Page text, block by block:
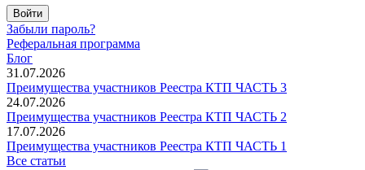
Войти
Забыли пароль?
Реферальная программа
Блог
31.07.2026
Преимущества участников Реестра КТП ЧАСТЬ 3
24.07.2026
Преимущества участников Реестра КТП ЧАСТЬ 2
17.07.2026
Преимущества участников Реестра КТП ЧАСТЬ 1
Все статьи